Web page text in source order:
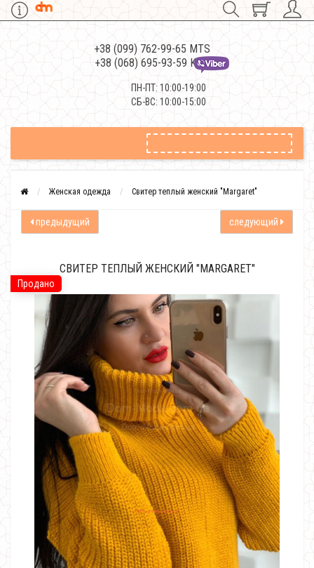
+38 (099) 762-99-65 MTS
+38 (068) 695-93-59 Kievstar
ПН-ПТ: 10:00-19:00
СБ-ВС: 10:00-15:00
Женская одежда Свитер теплый женский "Margaret"
предыдущий следующий
Продано
СВИТЕР ТЕПЛЫЙ ЖЕНСКИЙ "MARGARET"